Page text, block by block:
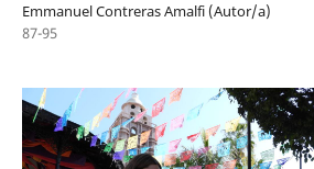
Emmanuel Contreras Amalfi (Autor/a)
87-95